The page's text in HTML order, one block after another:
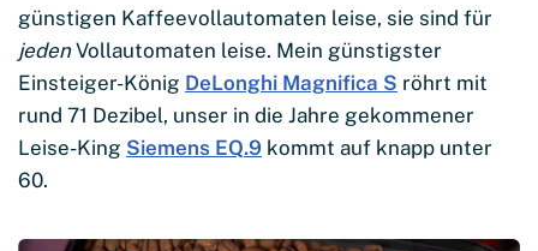
günstigen Kaffeevollautomaten leise, sie sind für
jedenVollautomaten leise. Mein günstigster
Einsteiger-König DeLonghi Magnifica S röhrt mit
rund 71 Dezibel, unser in die Jahre gekommener
Leise-King Siemens EQ.9 kommt auf knapp unter
60.